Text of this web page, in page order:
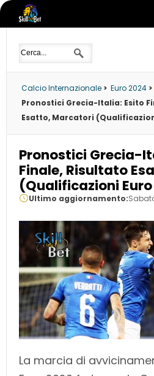
Calcio Internazionale > Euro 2024 >
Pronostici Grecia-Italia: Esito
Esatto, Marcatori
Pronostici Grecia-
Finale, Risultato
(Qualificazioni
Ultimo aggiornamento:
La marcia di